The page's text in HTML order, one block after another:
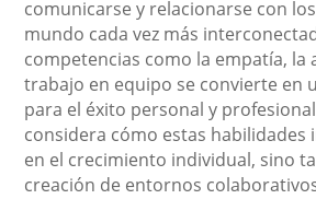
comunicarse y relacionarse con
mundo cada vez más
competencias como la empatía, la
trabajo en equipo se convierte en
para el éxito personal y
considera cómo estas habilidades
en el crecimiento individual, sino
creación de entornos